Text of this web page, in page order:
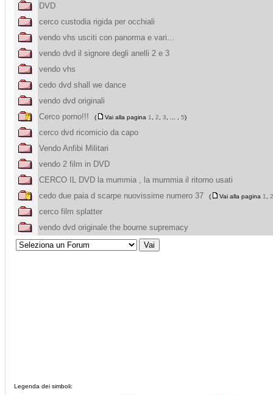
DVD
cerco custodia rigida per occhiali
vendo vhs usciti con panorma e vari...
vendo dvd il signore degli anelli 2 e 3
vendo vhs
cedo dvd shall we dance
vendo dvd originali
Cerco porno!!!
( Vai alla pagina 1 2 3 5)
cerco dvd ricomicio da capo
Vendo Anfibi Militari
vendo 2 film in DVD
CERCO IL DVD la mummia , la mummia il ritorno usati
cedo due paia d scarpe nuovissime numero 37
( Vai alla pagina 1 2
cerco film splatter
vendo dvd originale the bourne supremacy
Legenda dei simboli: